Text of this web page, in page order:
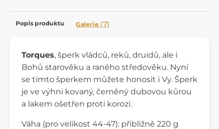
Popis produktu Galerie (7)
Torques, šperk vládců, reků, druidů, ale i
Bohů starověku a raného středověku. Nyní
se tímto šperkem můžete honosit i Vy. Šperk
je ve výhni kovaný, černěný dubovou kůrou
a lakem ošetřen proti korozi.
Váha (pro velikost 44-47): přibližně 220 g